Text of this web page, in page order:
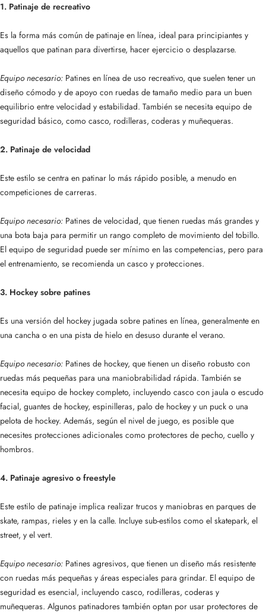
1. Patinaje de recreativo
Es la forma más común de patinaje en línea, ideal para principiantes y
aquellos que patinan para divertirse, hacer ejercicio o desplazarse.
Equipo necesario: Patines en línea de uso recreativo, que suelen tener un
diseño cómodo y de apoyo con ruedas de tamaño medio para un buen
equilibrio entre velocidad y estabilidad. También se necesita equipo de
seguridad básico, como casco, rodilleras, coderas y muñequeras.
2. Patinaje de velocidad
Este estilo se centra en patinar lo más rápido posible, a menudo en
competiciones de carreras.
Equipo necesario: Patines de velocidad, que tienen ruedas más grandes y
una bota baja para permitir un rango completo de movimiento del tobillo.
El equipo de seguridad puede ser mínimo en las competencias, pero para
el entrenamiento, se recomienda un casco y protecciones.
3. Hockey sobre patines
Es una versión del hockey jugada sobre patines en línea, generalmente en
una cancha o en una pista de hielo en desuso durante el verano.
Equipo necesario: Patines de hockey, que tienen un diseño robusto con
ruedas más pequeñas para una maniobrabilidad rápida. También se
necesita equipo de hockey completo, incluyendo casco con jaula o escudo
facial, guantes de hockey, espinilleras, palo de hockey y un puck o una
pelota de hockey. Además, según el nivel de juego, es posible que
necesites protecciones adicionales como protectores de pecho, cuello y
hombros.
4. Patinaje agresivo o freestyle
Este estilo de patinaje implica realizar trucos y maniobras en parques de
skate, rampas, rieles y en la calle. Incluye sub-estilos como el skatepark, el
street, y el vert.
Equipo necesario: Patines agresivos, que tienen un diseño más resistente
con ruedas más pequeñas y áreas especiales para grindar. El equipo de
seguridad es esencial, incluyendo casco, rodilleras, coderas y
muñequeras. Algunos patinadores también optan por usar protectores de